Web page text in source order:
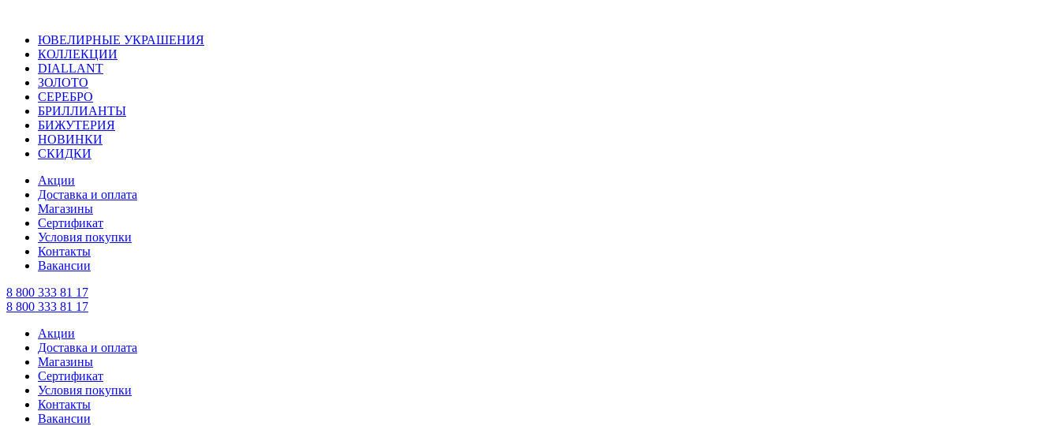
ЮВЕЛИРНЫЕ УКРАШЕНИЯ
КОЛЛЕКЦИИ
DIALLANT
ЗОЛОТО
СЕРЕБРО
БРИЛЛИАНТЫ
БИЖУТЕРИЯ
НОВИНКИ
СКИДКИ
Акции
Доставка и оплата
Магазины
Сертификат
Условия покупки
Контакты
Вакансии
8 800 333 81 17
8 800 333 81 17
Акции
Доставка и оплата
Магазины
Сертификат
Условия покупки
Контакты
Вакансии